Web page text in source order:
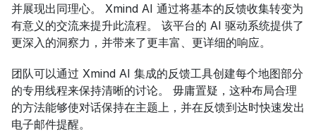
并展现出同理心。 Xmind AI 通过将基本的反馈收集转变为
有意义的交流来提升此流程。 该平台的 AI 驱动系统提供了
更深入的洞察力，并带来了更丰富、更详细的响应。
团队可以通过 Xmind AI 集成的反馈工具创建每个地图部分
的专用线程来保持清晰的讨论。 毋庸置疑，这种布局合理
的方法能够使对话保持在主题上，并在反馈到达时快速发出
电子邮件提醒。